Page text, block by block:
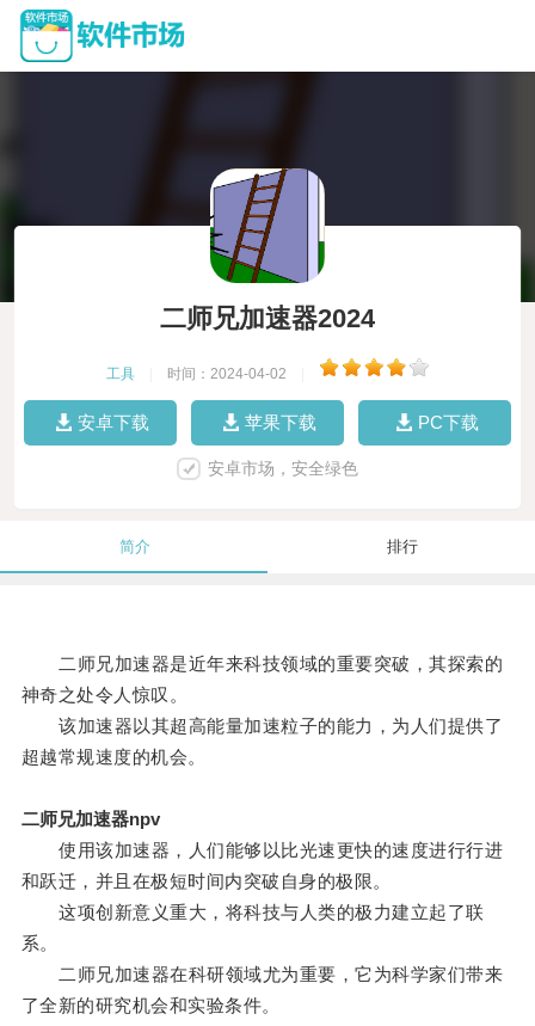
二师兄加速器2024
工具 时间：2024-04-02
安卓下载 苹果下载 PC下载
安卓市场，安全绿色
简介 排行
二师兄加速器是近年来科技领域的重要突破，其探索的
神奇之处令人惊叹。
该加速器以其超高能量加速粒子的能力，为人们提供了
超越常规速度的机会。
二师兄加速器npv
使用该加速器，人们能够以比光速更快的速度进行行进
和跃迁，并且在极短时间内突破自身的极限。
这项创新意义重大，将科技与人类的极力建立起了联
系。
二师兄加速器在科研领域尤为重要，它为科学家们带来
了全新的研究机会和实验条件。